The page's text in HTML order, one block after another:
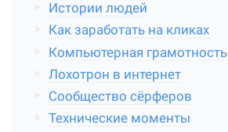
Истории людей
Как заработать на кликах
Компьютерная грамотность
Лохотрон в интернет
Сообщество сёрферов
Технические моменты